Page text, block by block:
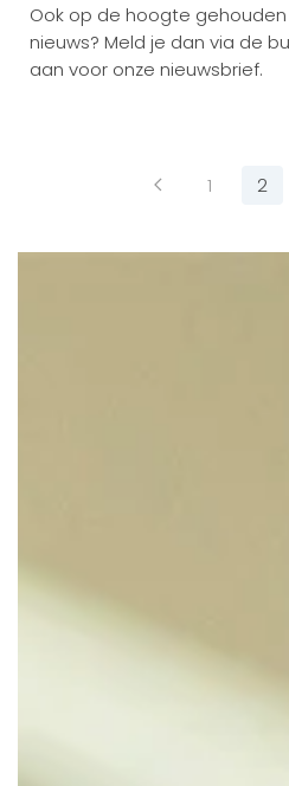
Ook op de hoogte
nieuws? Meld je dan via de
aan voor onze nieuwsbrief.
1 2